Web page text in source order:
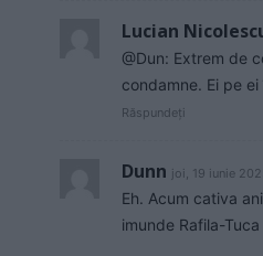
Lucian
@Dun: Extrem de
condamne. Ei pe
Răspundeți
Dunn joi, 19 iunie
Eh. Acum cativa
imunde Rafila-